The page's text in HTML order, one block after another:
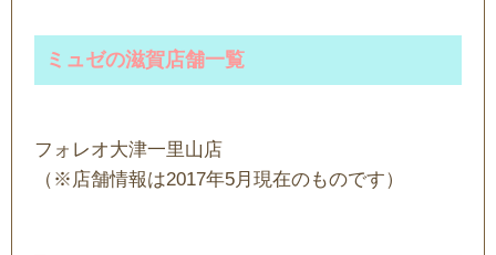
ミュゼの滋賀店舗一覧
フォレオ大津一里山店
（※店舗情報は2017年5月現在のものです）